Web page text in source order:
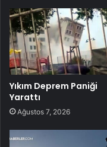
Yıkım Deprem Paniği
Yarattı
Ağustos 7, 2026